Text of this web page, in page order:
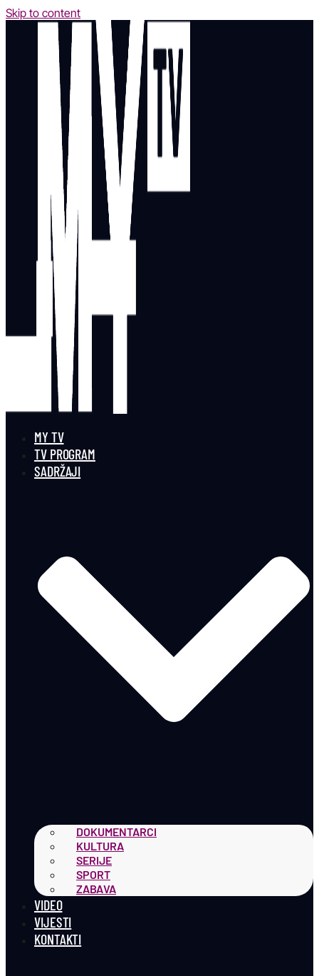
Skip to content
MY TV
TV PROGRAM
SADRŽAJI
DOKUMENTARCI
KULTURA
SERIJE
SPORT
ZABAVA
VIDEO
VIJESTI
KONTAKTI